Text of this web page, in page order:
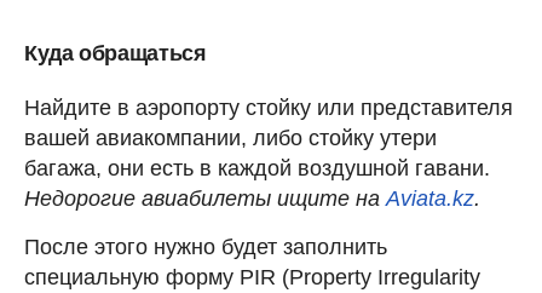
Куда обращаться
Найдите в аэропорту стойку или представителя
вашей авиакомпании, либо стойку утери
багажа, они есть в каждой воздушной гавани.
Недорогие авиабилеты ищите на Aviata.kz.
После этого нужно будет заполнить
специальную форму PIR (Property Irregularity